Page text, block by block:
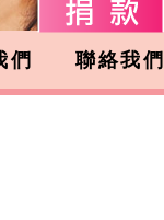
們 聯絡我們